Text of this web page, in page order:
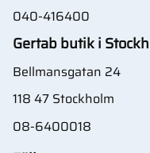
040-416400
Gertab butik i
Bellmansgatan 24
118 47 Stockholm
08-6400018